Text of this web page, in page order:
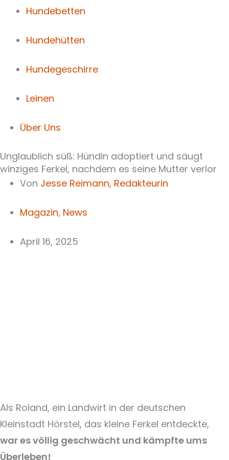
Hundebetten
Hundehütten
Hundegeschirre
Leinen
Über Uns
Unglaublich süß: Hündin adoptiert und säugt
winziges Ferkel, nachdem es seine Mutter verlor
Von Jesse Reimann, Redakteurin
Magazin, News
April 16, 2025
Als Roland, ein Landwirt in der deutschen
Kleinstadt Hörstel, das kleine Ferkel entdeckte,
war es völlig geschwächt und kämpfte ums
Überleben!